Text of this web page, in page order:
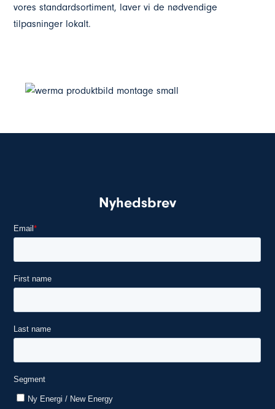
vores standardsortiment, laver vi de nødvendige
tilpasninger lokalt.
Nyhedsbrev